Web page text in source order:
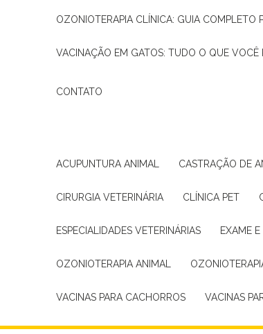
OZONIOTERAPIA CLÍNICA: GUIA COMPLETO
VACINAÇÃO EM GATOS: TUDO O QUE VOCÊ
CONTATO
ACUPUNTURA ANIMAL CASTRAÇÃO DE
CIRURGIA VETERINÁRIA CLÍNICA PET
ESPECIALIDADES VETERINÁRIAS EXAME
OZONIOTERAPIA ANIMAL
VACINAS PARA CACHORROS VACINAS